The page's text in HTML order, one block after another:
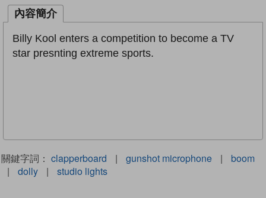
內容簡介
Billy Kool enters a competition to become a TV
star presnting extreme sports.
關鍵字詞： clapperboard | gunshot microphone |
boom
|
dolly | studio lights